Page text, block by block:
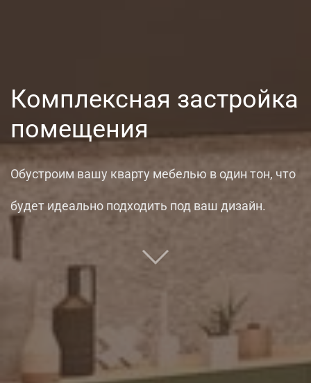
Комплексная застройка
помещения
Обустроим вашу кварту мебелью в один тон, что
будет идеально подходить под ваш дизайн.